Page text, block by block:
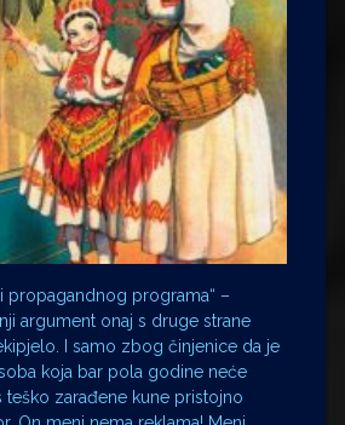
propagandnog programa“ –
argument onaj s druge strane
I samo zbog činjenice da je
koja bar pola godine neće
teško zarađene kune pristojno